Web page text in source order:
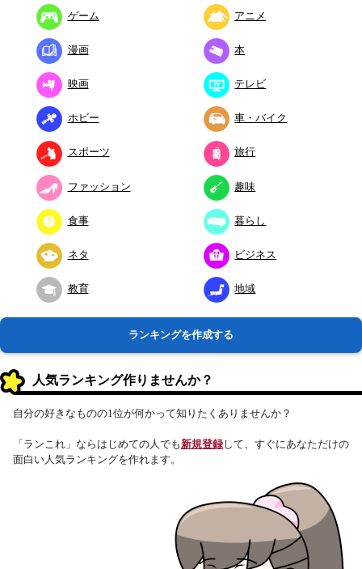
ゲーム アニメ
漫画 本
映画 テレビ
ホビー 車・バイク
スポーツ 旅行
ファッション 趣味
食事 暮らし
ネタ ビジネス
教育 地域
ランキングを作成する
人気ランキング作りませんか？
自分の好きなものの1位が何かって知りたくありませんか？
「ランこれ」ならはじめての人でも新規登録して、すぐにあなただけの
面白い人気ランキングを作れます。